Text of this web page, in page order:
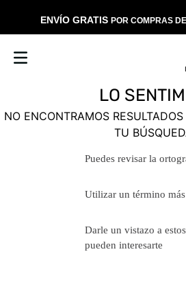
ENVÍO GRATIS POR COMPRAS
LO
NO ENCONTRAMOS
TU
Puedes revisar la
Utilizar un término
Darle un vistazo a
que pueden interesarte